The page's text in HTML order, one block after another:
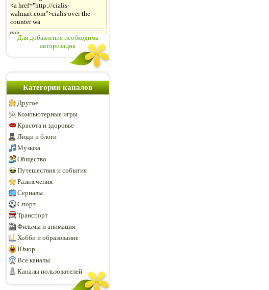
Для добавления необходима
авторизация
Категории каналов
Другое
Компьютерные игры
Красота и здоровье
Люди и блоги
Музыка
Общество
Путешествия и события
Развлечения
Сериалы
Спорт
Транспорт
Фильмы и анимация
Хобби и образование
Юмор
Все каналы
Каналы пользователей